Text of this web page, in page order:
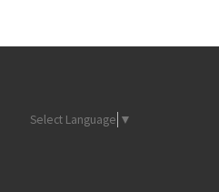
Select Language ▼